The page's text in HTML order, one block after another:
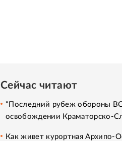
Сейчас читают
"Последний рубеж обороны
освобождении Краматорско-
Как живет курортная Архипо-